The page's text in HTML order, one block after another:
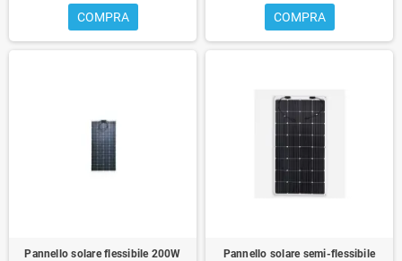
COMPRA COMPRA
Pannello solare flessibile 200W
Pannello solare semi-flessibile